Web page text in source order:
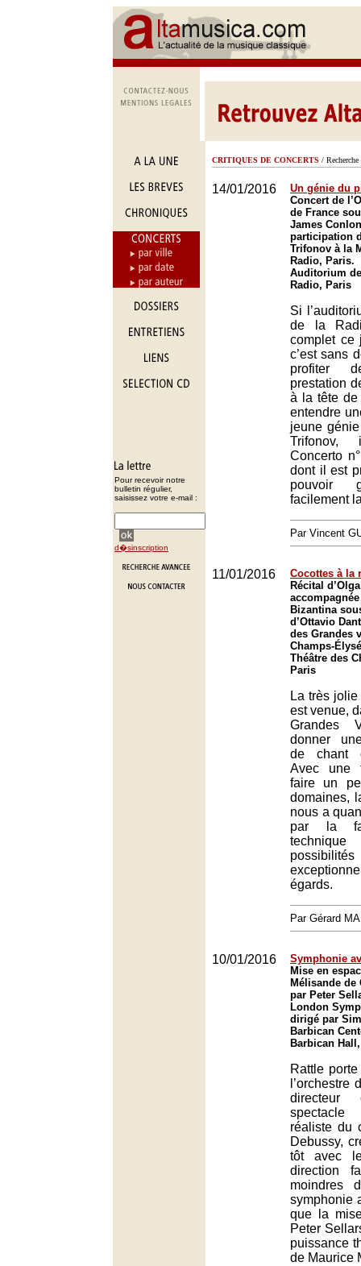
Pour recevoir notre
bulletin régulier,
saisissez votre e-mail :
d�sinscription
CRITIQUES DE CONCERTS / Recherche
14/01/2016
Un génie du
Concert de
de France
James
participation
Trifonov à la
Radio, Paris.
Auditorium
Radio, Paris
Si
de la
complet ce
c’est sans
profiter
prestation
à la tête de
entendre
jeune
Concerto
dont il est
pouvoir
facilement
Par Vincent
11/01/2016
Cocottes à la
Récital
Bizantina
d’Ottavio
des Grandes
Champs-
Théâtre des
Paris
La très
est venue,
Grandes
donner
de chant
Avec une
faire un
domaines,
nous a
par la
égards.
Par Gérard
10/01/2016
Symphonie
Mise en
Mélisande de
par Peter
London
dirigé par
Barbican
Barbican
Rattle
l’orchestre
spectacle
réaliste du
Debussy,
tôt avec
direction
moindres
symphonie
que la
Peter
puissance
de Maurice